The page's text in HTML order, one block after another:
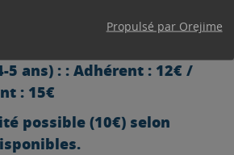
Propulsé par Orejime
: 22€ / Non
ans) : : Adhérent : 12€ /
: 15€
possible (10€) selon